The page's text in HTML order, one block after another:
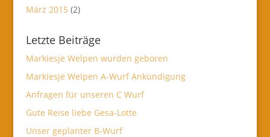
März 2015 (2)
Letzte Beiträge
Markiesje Welpen wurden geboren
Markiesje Welpen A-Wurf Ankündigung
Anfragen für unseren C Wurf
Gute Reise liebe Gesa-Lotte
Unser geplanter B-Wurf